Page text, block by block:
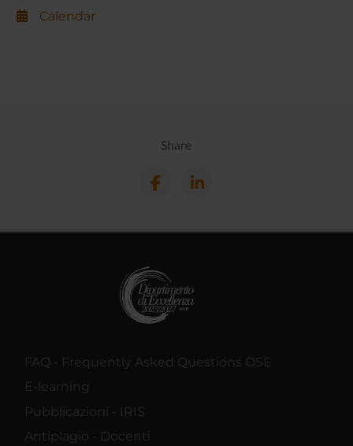
Calendar
Share
FAQ - Frequently Asked Questions DSE
E-learning
Pubblicazioni - IRIS
Antiplagio - Docenti